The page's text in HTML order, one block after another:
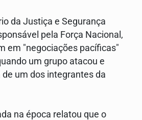
da Justiça e Segurança
pela Força Nacional,
em "negociações pacíficas"
um grupo atacou e
um dos integrantes da
na época relatou que o